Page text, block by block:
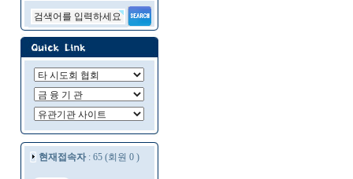
현재접속자: 65 (회원 0 )